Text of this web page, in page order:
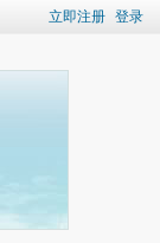
立即注册 登录